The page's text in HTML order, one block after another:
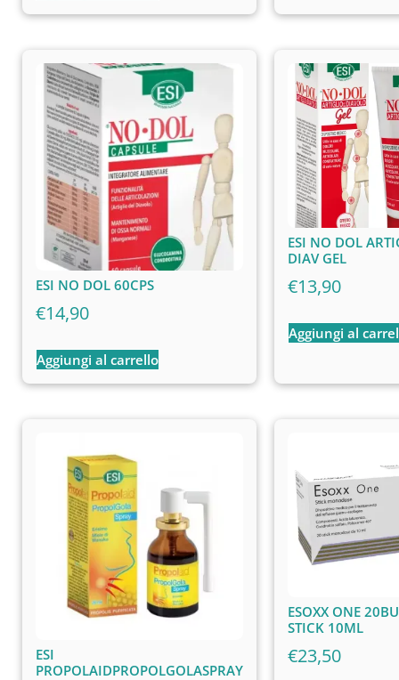
ESI NO DOL 60CPS
€14,90
Aggiungi al carrello
ESI NO DOL
DIAV GEL
€13,90
Aggiungi al
ESI
PROPOLAIDPROPOLGOLASPRAY
ESOXX ONE
STICK 10ML
€23,50